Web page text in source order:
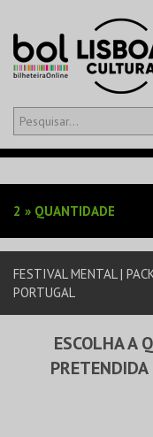
Olá,iniciar sessão
EVENTOS
CARTÕES
2 » QUANTIDADE
FESTIVAL MENTAL |
PORTUGAL
ESCOLHA A
PRETENDIDA